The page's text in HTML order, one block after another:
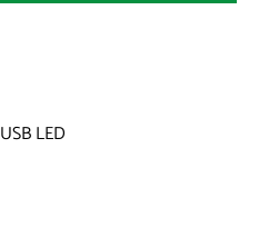
مینی دستگاه مرطوب کننده USB LED